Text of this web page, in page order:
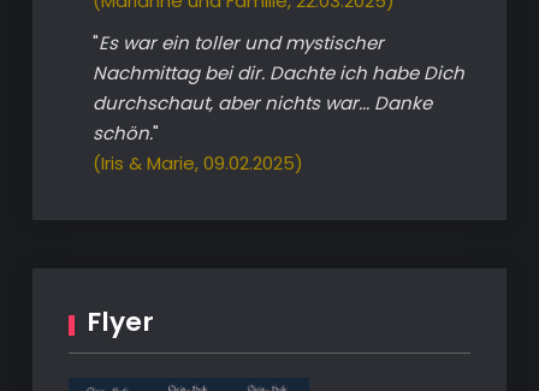
"Es war ein toller und mystischer
Nachmittag bei dir. Dachte ich habe Dich
durchschaut, aber nichts war... Danke
schön."
(Iris & Marie, 09.02.2025)
Flyer